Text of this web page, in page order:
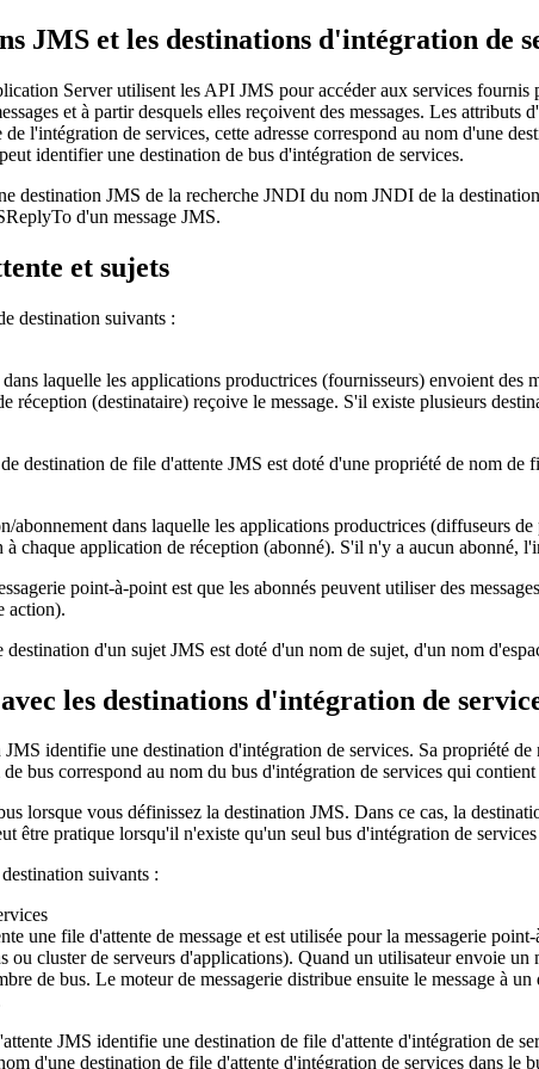
JMS et les destinations d'intégration de
Serverutilisent les API JMS pour accéder aux services fournis
et à partir desquels elles reçoivent des messages. Les
de l'intégration de services, cette adresse correspond au nom d'une
identifier une destination de bus d'intégration de services.
destination JMS de la recherche JNDI du nom JNDI de la
d'un message JMS.
et sujets
destination suivants :
laquelle les applications productrices (fournisseurs) envoient des
réception (destinataire) reçoive le message. S'il existe plusieurs
destination de file d'attente JMS est doté d'une propriété de nom
abonnement dans laquelle les applications productrices (diffuseurs
chaque application de réception (abonné). S'il n'y a aucun abonné,
point-à-point est que les abonnés peuvent utiliser des
action).
d'un sujet JMS est doté d'un nom de sujet, d'un nom
les destinations d'intégration de
identifie une destination d'intégration de services. Sa propriété
bus correspond au nom du bus d'intégration de services qui
lorsque vous définissez la destination JMS. Dans ce cas, la
être pratique lorsqu'il n'existe qu'un seul bus d'intégration de
suivants :
une file d'attente de message et est utilisée pour la messagerie
cluster de serveurs d'applications). Quand un utilisateur envoie
de bus. Le moteur de messagerie distribue ensuite le message à
JMS identifie une destination de file d'attente d'intégration de
d'une destination de file d'attente d'intégration de services dans le